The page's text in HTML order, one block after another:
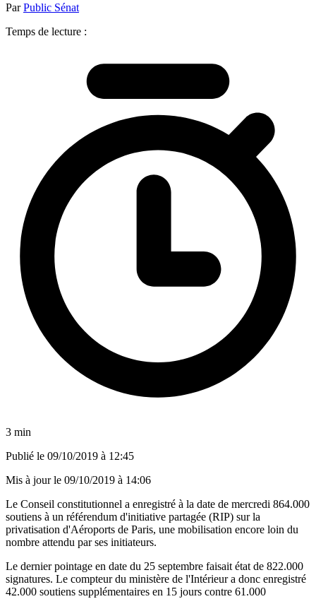
ParPublic Sénat
Temps de lecture :
3 min
Publié le 09/10/2019 à 12:45
Mis à jour le 09/10/2019 à 14:06
Le Conseil constitutionnel a enregistré à la date de mercredi 864.000
soutiens à un référendum d'initiative partagée (RIP) sur la
privatisation d'Aéroports de Paris, une mobilisation encore loin du
nombre attendu par ses initiateurs.
Le dernier pointage en date du 25 septembre faisait état de 822.000
signatures. Le compteur du ministère de l'Intérieur a donc enregistré
42.000 soutiens supplémentaires en 15 jours contre 61.000